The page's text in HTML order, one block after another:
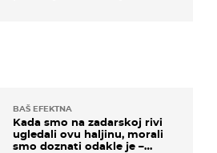
BAŠ EFEKTNA
Kada smo na zadarskoj rivi
ugledali ovu haljinu, morali
smo doznati odakle je –